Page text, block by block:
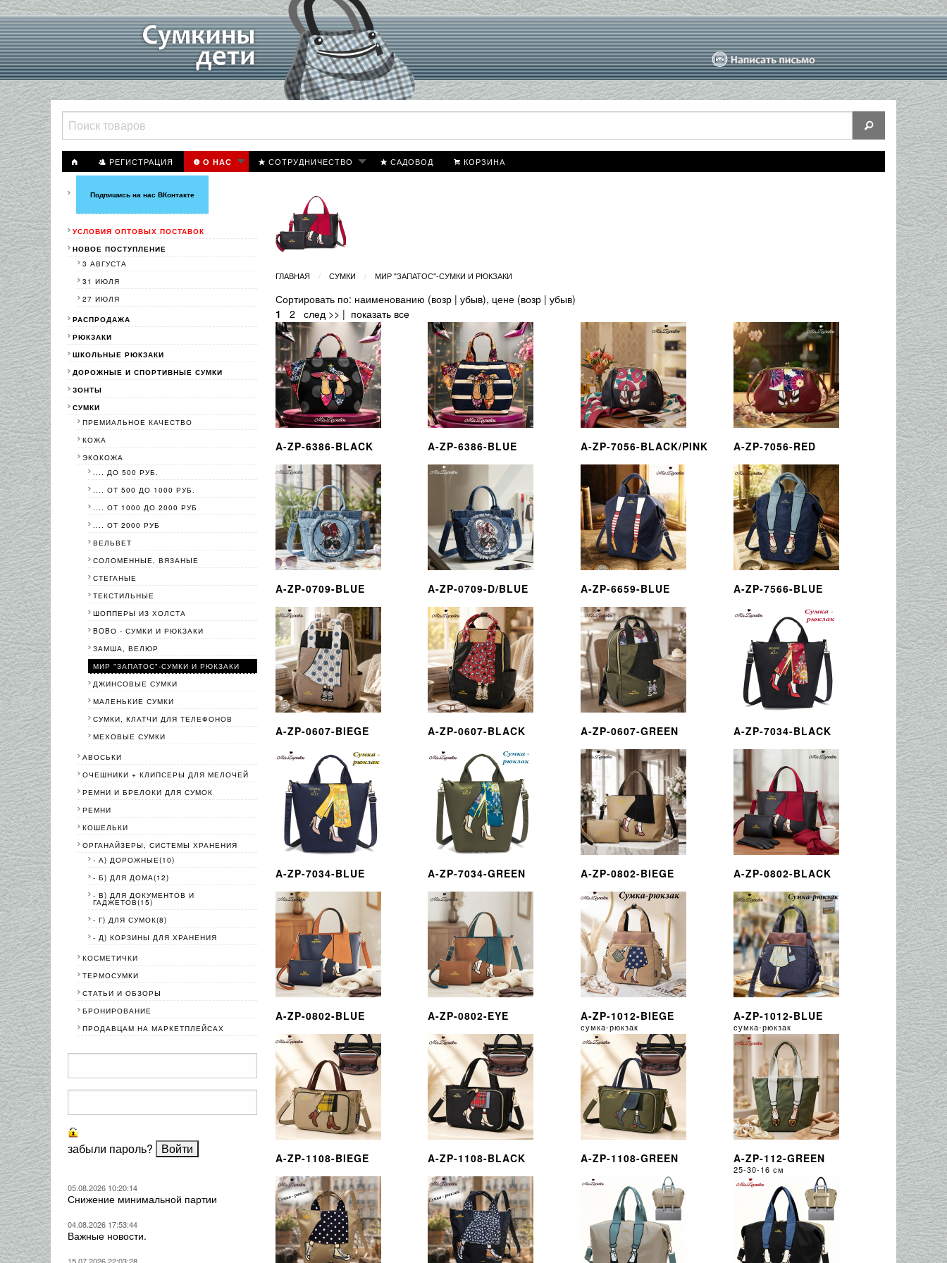
РЕГИСТРАЦИЯ О НАС СОТРУДНИЧЕСТВО САДОВОД КОРЗИНА
ГЛАВНАЯ СУМКИ МИР "ЗАПАТОС"-СУМКИ И РЮКЗАКИ
Сортировать по: наименованию (возр| убыв), цене (возр| убыв)
1
2 след >> | показать все
A-ZP-6386-BLACK A-ZP-6386-BLUE A-ZP-7056-BLACK/PINK A-ZP-7056-RED
A-ZP-0709-BLUE A-ZP-0709-D/BLUE A-ZP-6659-BLUE A-ZP-7566-BLUE
A-ZP-0607-BIEGE A-ZP-0607-BLACK A-ZP-0607-GREEN A-ZP-7034-BLACK
A-ZP-7034-BLUE A-ZP-7034-GREEN A-ZP-0802-BIEGE A-ZP-0802-BLACK
A-ZP-0802-BLUE A-ZP-0802-EYE A-ZP-1012-BIEGE
сумка-рюкзак
A-ZP-1012-BLUE
сумка-рюкзак
A-ZP-1108-BIEGE A-ZP-1108-BLACK A-ZP-1108-GREEN A-ZP-112-GREEN
25-30-16 см
Подпишись на нас ВКонтакте
УСЛОВИЯ ОПТОВЫХ ПОСТАВОК
НОВОЕ ПОСТУПЛЕНИЕ
3 АВГУСТА
31 ИЮЛЯ
27 ИЮЛЯ
РАСПРОДАЖА
РЮКЗАКИ
ШКОЛЬНЫЕ РЮКЗАКИ
ДОРОЖНЫЕ И СПОРТИВНЫЕ СУМКИ
ЗОНТЫ
СУМКИ
ПРЕМИАЛЬНОЕ КАЧЕСТВО
КОЖА
ЭКОКОЖА
.... ДО 500 РУБ.
.... ОТ 500 ДО 1000 РУБ.
.... ОТ 1000 ДО 2000 РУБ
.... ОТ 2000 РУБ
ВЕЛЬВЕТ
СОЛОМЕННЫЕ, ВЯЗАНЫЕ
СТЕГАНЫЕ
ТЕКСТИЛЬНЫЕ
ШОППЕРЫ ИЗ ХОЛСТА
BOBО - СУМКИ И РЮКЗАКИ
ЗАМША, ВЕЛЮР
МИР "ЗАПАТОС"-СУМКИ И РЮКЗАКИ
ДЖИНСОВЫЕ СУМКИ
МАЛЕНЬКИЕ СУМКИ
СУМКИ, КЛАТЧИ ДЛЯ ТЕЛЕФОНОВ
МЕХОВЫЕ СУМКИ
АВОСЬКИ
ОЧЕШНИКИ + КЛИПСЕРЫ ДЛЯ МЕЛОЧЕЙ
РЕМНИ И БРЕЛОКИ ДЛЯ СУМОК
РЕМНИ
КОШЕЛЬКИ
ОРГАНАЙЗЕРЫ, СИСТЕМЫ ХРАНЕНИЯ
- А) ДОРОЖНЫЕ(10)
- Б) ДЛЯ ДОМА(12)
- В) ДЛЯ ДОКУМЕНТОВ И
ГАДЖЕТОВ(15)
- Г) ДЛЯ СУМОК(8)
- Д) КОРЗИНЫ ДЛЯ ХРАНЕНИЯ
КОСМЕТИЧКИ
ТЕРМОСУМКИ
СТАТЬИ И ОБЗОРЫ
БРОНИРОВАНИЕ
ПРОДАВЦАМ НА МАРКЕТПЛЕЙСАХ
забыли пароль?
05.08.2026 10:20:14
Снижение минимальной партии
04.08.2026 17:53:44
Важные новости.
15.07.2026 22:03:28